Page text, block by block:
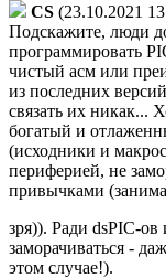
CS (23.10.2021
Подскажите, люди
программировать
чистый асм или
из последних
связать их никак...
богатый и
(исходники и
периферией, не
привычками
зря)). Ради dsPIC-ов
заморачиваться -
этом случае!).